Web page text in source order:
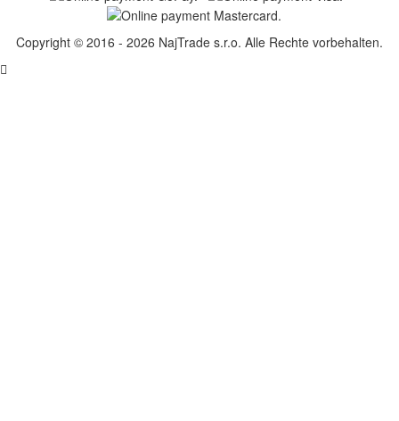
Copyright © 2016 - 2026 NajTrade s.r.o. Alle Rechte vorbehalten.